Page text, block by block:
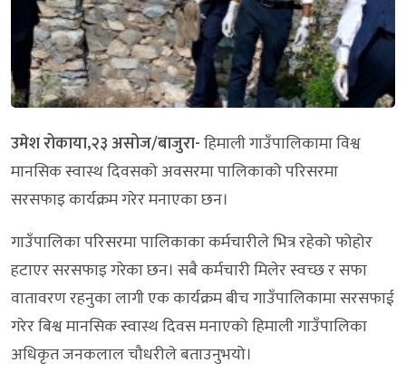
उमेश रोकाया,२३ असोज/बाजुरा-हिमाली गाउँपालिकामा विश्व
मानसिक स्वास्थ दिवसको अवसरमा पालिकाको परिसरमा
सरसफाइ कार्यक्रम गरेर मनाएका छन।
गाउँपालिका परिसरमा पालिकाका कर्मचारीले भित्र रहेको फोहोर
हटाएर सरसफाइ गरेका छन। सबै कर्मचारी मिलेर स्वच्छ र सफा
वातावरण रहनुका लागी एक कार्यक्रम बीच गाउँपालिकामा सरसफाई
गरेर बिश्व मानसिक स्वास्थ दिवस मनाएको हिमाली गाउँपालिका
अधिकृत जनकलाल चौधरीले बताउनुभयो।